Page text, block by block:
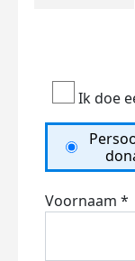
Ik doe
Voornaam *